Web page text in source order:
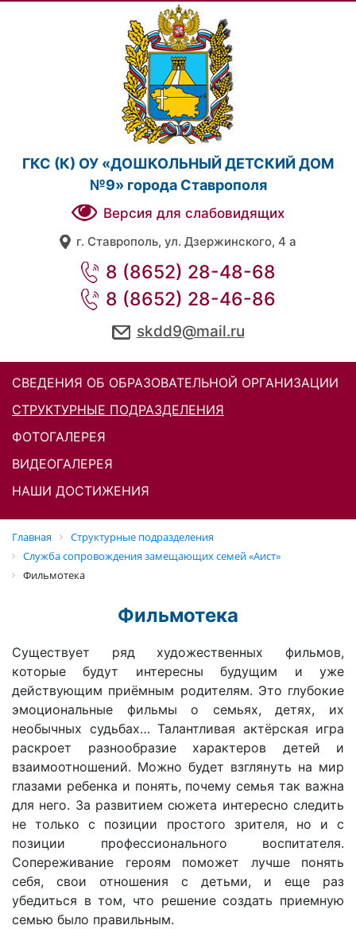
ГКС (К) ОУ «ДОШКОЛЬНЫЙ ДЕТСКИЙ ДОМ
№9» города Ставрополя
Версия для слабовидящих
г. Ставрополь, ул. Дзержинского, 4 а
8 (8652) 28-48-68
8 (8652) 28-46-86
skdd9@mail.ru
СВЕДЕНИЯ ОБ ОБРАЗОВАТЕЛЬНОЙ ОРГАНИЗАЦИИ
СТРУКТУРНЫЕ ПОДРАЗДЕЛЕНИЯ
ФОТОГАЛЕРЕЯ
ВИДЕОГАЛЕРЕЯ
НАШИ ДОСТИЖЕНИЯ
Главная
Структурные подразделения
Cлужба сопровождения замещающих семей «Аист»
Фильмотека
Фильмотека
Существует ряд художественных фильмов,
которые будут интересны будущим и уже
действующим приёмным родителям. Это глубокие
эмоциональные фильмы о семьях, детях, их
необычных судьбах… Талантливая актёрская игра
раскроет разнообразие характеров детей и
взаимоотношений. Можно будет взглянуть на мир
глазами ребенка и понять, почему семья так важна
для него. За развитием сюжета интересно следить
не только с позиции простого зрителя, но и с
позиции профессионального воспитателя.
Сопереживание героям поможет лучше понять
себя, свои отношения с детьми, и еще раз
убедиться в том, что решение создать приемную
семью было правильным.